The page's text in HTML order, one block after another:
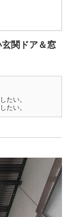
関ドア＆窓
たい。
たい。